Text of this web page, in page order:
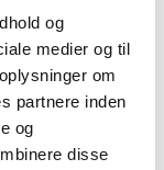
og
medier og til
om
partnere inden
og
disse